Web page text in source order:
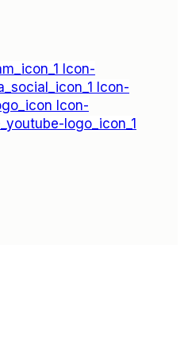
Icon-
Icon-
Icon-
logo_icon_1